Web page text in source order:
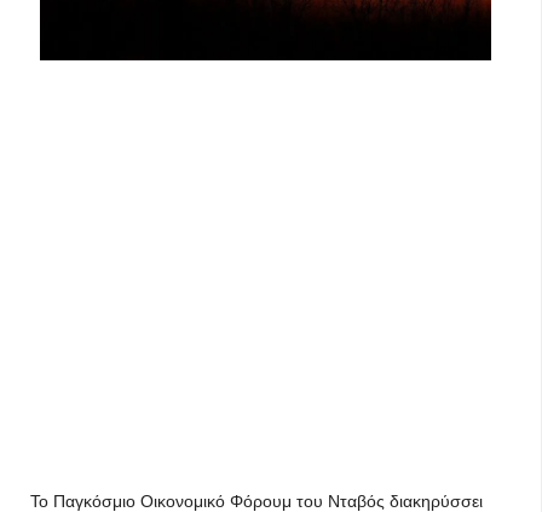
Το Παγκόσμιο Οικονομικό Φόρουμ του Νταβός διακηρύσσει